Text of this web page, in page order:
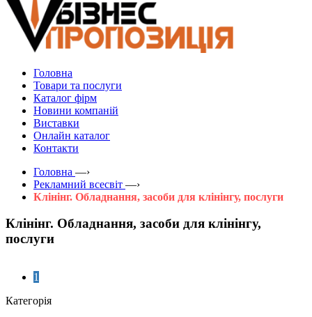
Головна
Товари та послуги
Каталог фірм
Новини компаній
Виставки
Онлайн каталог
Контакти
Головна —›
Рекламний всесвіт —›
Клінінг. Обладнання, засоби для клінінгу, послуги
Клінінг. Обладнання, засоби для клінінгу,
послуги
1
Категорія